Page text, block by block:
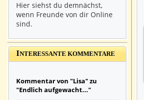
Hier siehst du demnächst,
wenn Freunde von dir Online
sind.
INTERESSANTE KOMMENTARE
Kommentar von "Lisa" zu
"Endlich aufgewacht..."